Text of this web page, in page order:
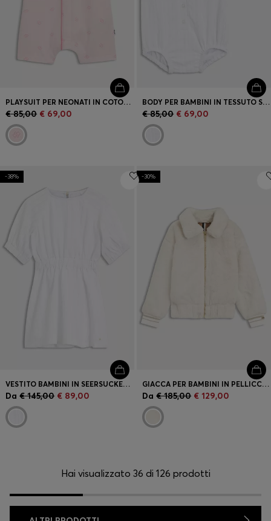
PLAYSUIT PER NEONATI IN COTONE ELASTICIZZATO CON MONOGRAMMI DOUBLE B
€ 85,00 € 69,00
BODY PER BAMBINI IN TESSUTO SEERSUCKER CON FASCIA ABBINATA
€ 85,00 € 69,00
-38%
VESTITO BAMBINI IN SEERSUCKER A RIGHE CON MANICHE A SBUFFO
Da € 145,00 € 89,00
-30%
GIACCA PER BAMBINI IN PELLICCIA SINTETICA CON POLSINI A RIGHE
Da € 185,00 € 129,00
Hai visualizzato 36 di 126 prodotti